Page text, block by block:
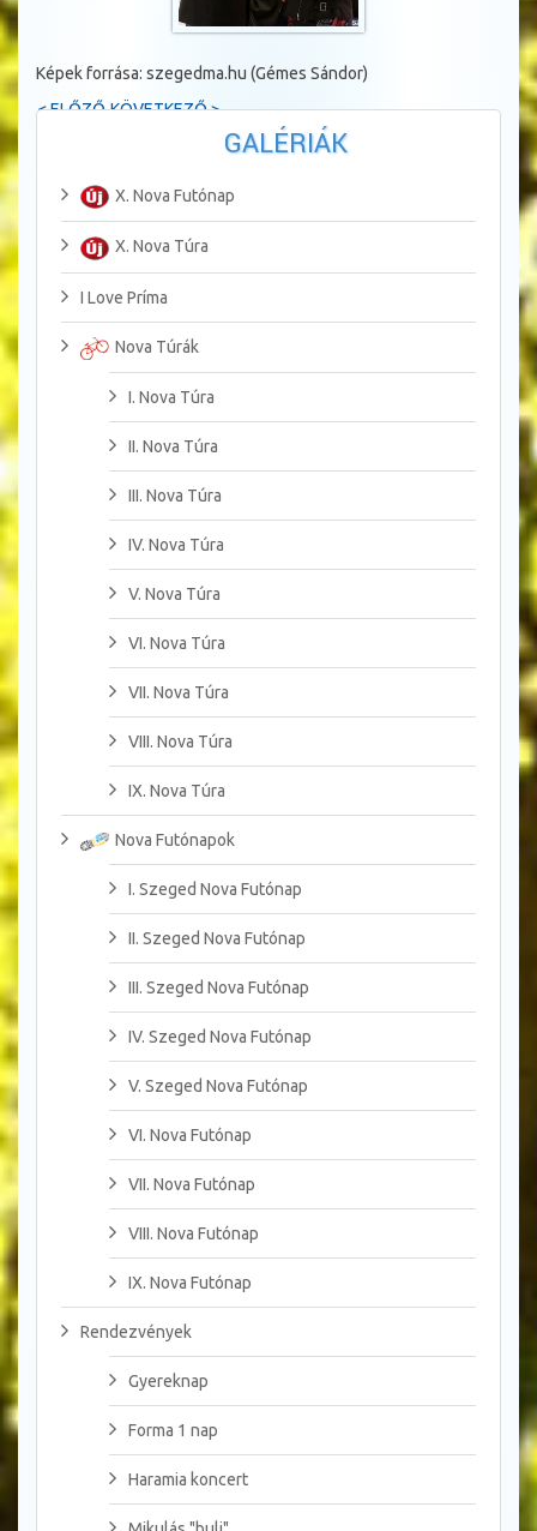
Képek forrása: szegedma.hu (Gémes Sándor)
< ELŐZŐ KÖVETKEZŐ >
GALÉRIÁK
X. Nova Futónap
X. Nova Túra
I Love Príma
Nova Túrák
I. Nova Túra
II. Nova Túra
III. Nova Túra
IV. Nova Túra
V. Nova Túra
VI. Nova Túra
VII. Nova Túra
VIII. Nova Túra
IX. Nova Túra
Nova Futónapok
I. Szeged Nova Futónap
II. Szeged Nova Futónap
III. Szeged Nova Futónap
IV. Szeged Nova Futónap
V. Szeged Nova Futónap
VI. Nova Futónap
VII. Nova Futónap
VIII. Nova Futónap
IX. Nova Futónap
Rendezvények
Gyereknap
Forma 1 nap
Haramia koncert